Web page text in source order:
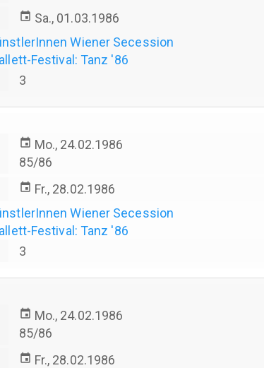
event Sa., 01.03.1986
Wiener Secession
Festival: Tanz '86
3
event Mo., 24.02.1986
85/86
event Fr., 28.02.1986
Wiener Secession
Festival: Tanz '86
3
event Mo., 24.02.1986
85/86
event Fr., 28.02.1986